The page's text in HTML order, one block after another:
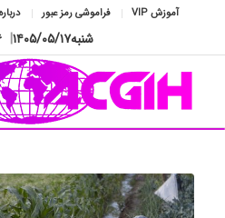
آموزش VIP فراموشی رمز عبور
شنبه۱۴۰۵/۰۵/۱۷|